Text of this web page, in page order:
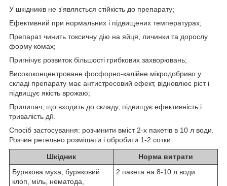
У шкідників не з'являється стійкість до препарату;
Ефективний при нормальних і підвищених температурах;
Препарат чинить токсичну дію на яйця, личинки та дорослу
форму комах;
Пригнічує розвиток більшості грибкових захворювань;
Висококонцентроване фосфорно-калійне мікродобриво у
складі препарату має антистресовий ефект, відновлює ріст і
підвищує якість врожаю;
Прилипач, що входить до складу, підвищує ефективність і
тривалість дії.
Спосіб застосування: розчинити вміст 2-х пакетів в 10 л води.
Розчин ретельно розмішати і обробити 1-2 сотки.
Шкідник
Норма витрати
Бурякова муха, буряковий
клоп, міль, нематода,
2 пакета на 8-10 л води